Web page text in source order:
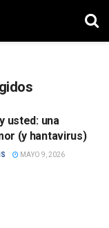
usted: una
(y hantavirus)
MAYO 9, 2026